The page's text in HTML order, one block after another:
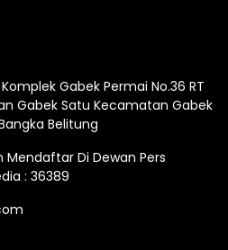
Gabek Permai No.36 RT
Gabek Satu Kecamatan Gabek
Belitung
Mendaftar Di Dewan Pers
: 36389